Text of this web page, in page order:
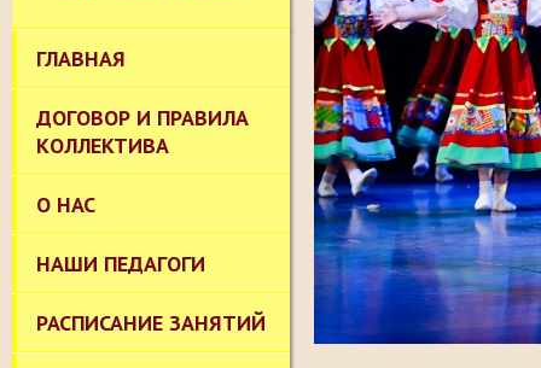
ГЛАВНАЯ
ДОГОВОР И ПРАВИЛА
КОЛЛЕКТИВА
О НАС
НАШИ ПЕДАГОГИ
РАСПИСАНИЕ ЗАНЯТИЙ